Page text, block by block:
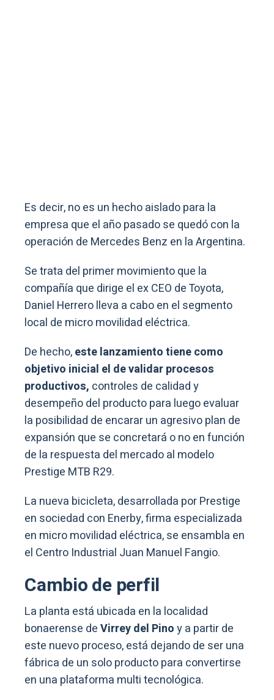
Es decir, no es un hecho aislado para la
empresa que el año pasado se quedó con la
operación de Mercedes Benz en la Argentina.
Se trata del primer movimiento que la
compañía que dirige el ex CEO de Toyota,
Daniel Herrero lleva a cabo en el segmento
local de micro movilidad eléctrica.
De hecho,este lanzamiento tiene como
objetivo inicial el de validar procesos
productivos, controles de calidad y
desempeño del producto para luego evaluar
la posibilidad de encarar un agresivo plan de
expansión que se concretará o no en función
de la respuesta del mercado al modelo
Prestige MTB R29.
La nueva bicicleta, desarrollada por Prestige
en sociedad con Enerby, firma especializada
en micro movilidad eléctrica, se ensambla en
el Centro Industrial Juan Manuel Fangio.
Cambio de perfil
La planta está ubicada en la localidad
bonaerense deVirrey del Pinoy a partir de
este nuevo proceso, está dejando de ser una
fábrica de un solo producto para convertirse
en una plataforma multi tecnológica.